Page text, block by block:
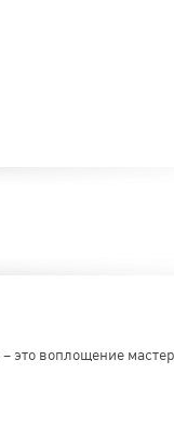
– это воплощение